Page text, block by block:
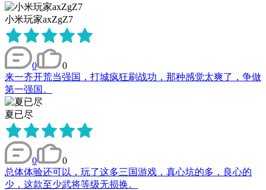
小米玩家axZgZ7
0
0
来一齐开荒当强国，打城疯狂刷战功，那种感觉太爽了，争做
第一强国。
夏已尽
0
0
总体体验还可以，玩了这多三国游戏，真心坑的多，良心的
少，这款至少武将等级无损换。